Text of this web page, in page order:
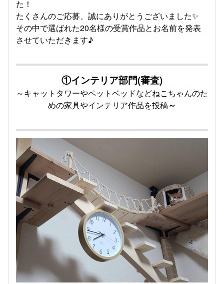
た！
たくさんのご応募、誠にありがとうございました✨
その中で選ばれた20名様の受賞作品とお名前を発表
させていただきます♪
①インテリア部門(審査)
～キャットタワーやペットベッドなどねこちゃんのた
めの家具やインテリア作品を投稿～